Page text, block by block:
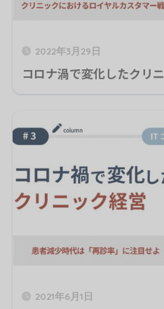
2022年3月29日
コロナ渦で変化したクリ
2021年6月1日